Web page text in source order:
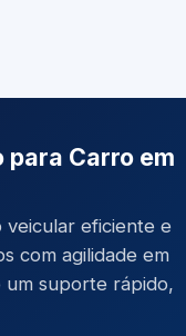
para Carro em
veicular eficiente e
com agilidade em
um suporte rápido,